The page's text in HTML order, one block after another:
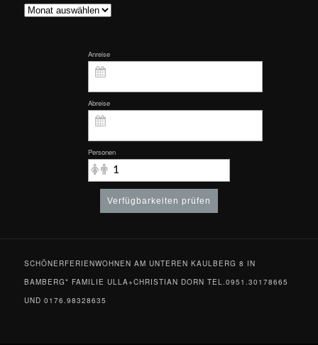
Archiv
Anreise
Abreise
Personen
Verfügbarkeiten prüfen
SCHÖNERFERIENWOHNEN AM UNTEREN KAULBERG 8 IN
BAMBERG* FAMILIE ULLA+CHRISTIAN DORN TEL.0951.30178665
UND 0176.98328635